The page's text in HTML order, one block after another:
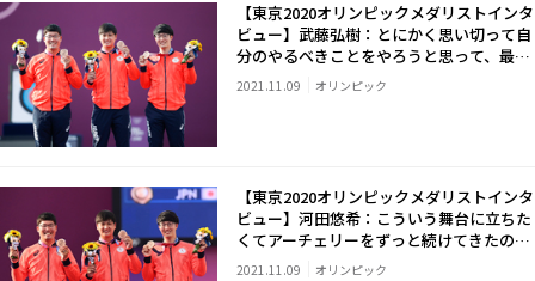
【東京2020オリンピックメダリストインタ
ビュー】武藤弘樹：とにかく思い切って自
分のやるべきことをやろうと思って、最後
の一本を打ちました
2021.11.09 オリンピック
【東京2020オリンピックメダリストインタ
ビュー】河田悠希：こういう舞台に立ちた
くてアーチェリーをずっと続けてきたので
本当にうれしい
2021.11.09 オリンピック